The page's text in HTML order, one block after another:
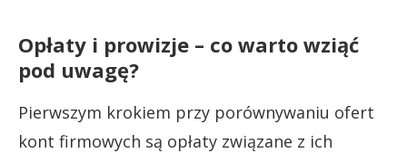
Opłaty i prowizje – co warto wziąć
pod uwagę?
Pierwszym krokiem przy porównywaniu ofert
kont firmowych są opłaty związane z ich